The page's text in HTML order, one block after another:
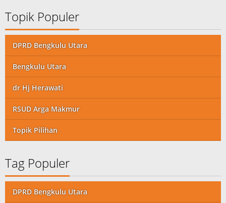
Topik Populer
DPRD Bengkulu Utara
Bengkulu Utara
dr Hj Herawati
RSUD Arga Makmur
Topik Pilihan
Tag Populer
DPRD Bengkulu Utara